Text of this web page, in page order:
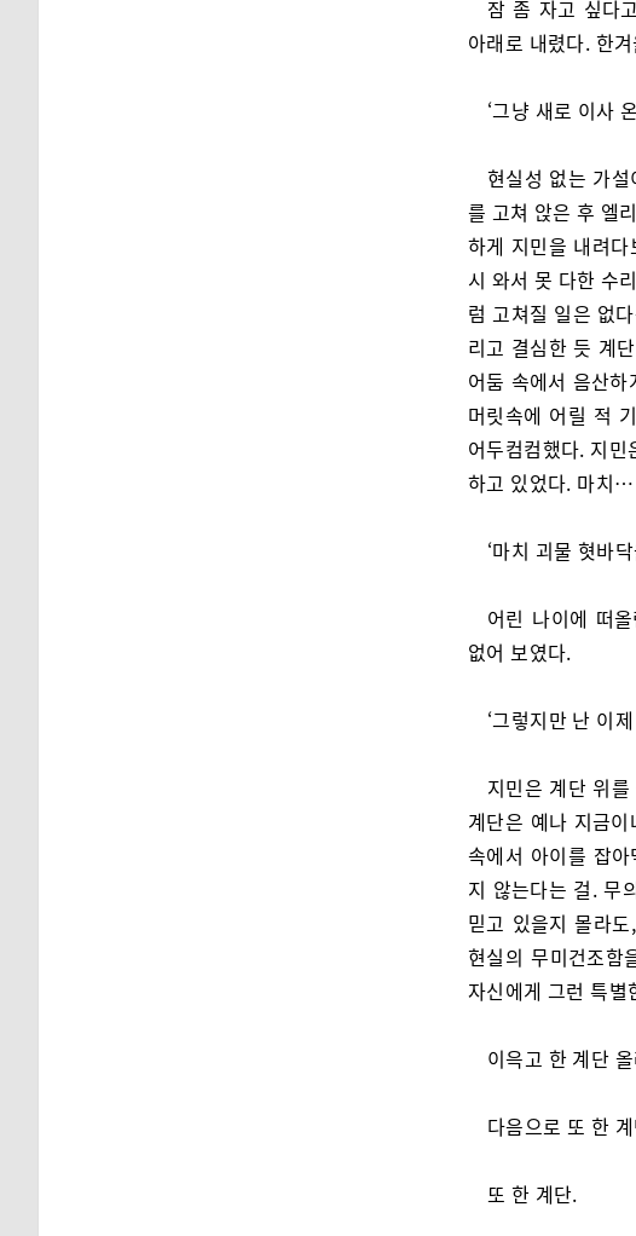
잠 좀 자고 싶다
아래로 내렸다. 한
‘그냥 새로 이사
현실성 없는 가
를 고쳐 앉은 후 엘
하게 지민을 내려
시 와서 못 다한 수
럼 고쳐질 일은 없
리고 결심한 듯 계
어둠 속에서 음산
머릿속에 어릴 적
어두컴컴했다. 지
하고 있었다. 마치…
‘마치 괴물 혓바
어린 나이에 떠
없어 보였다.
‘그렇지만 난 이
지민은 계단 위
계단은 예나 지금
속에서 아이를 잡
지 않는다는 걸. 무
믿고 있을지 몰라
현실의 무미건조함
자신에게 그런 특별
이윽고 한 계단
다음으로 또 한
또 한 계단.